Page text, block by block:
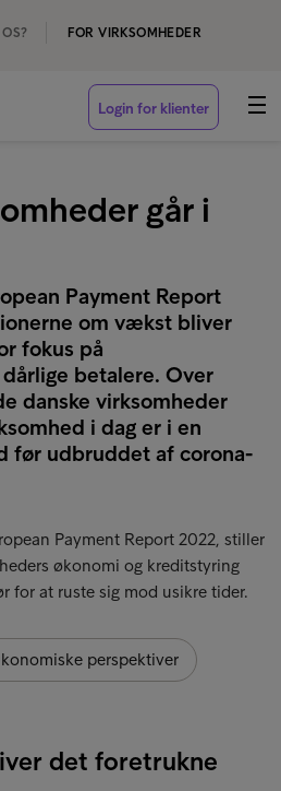
FOR VIRKSOMHEDER
Login for klienter
går i
Payment Report
om vækst bliver
fokus på
betalere. Over
danske virksomheder
i dag er i en
før udbruddet af corona-
Payment Report 2022, stiller
økonomi og kreditstyring
for at ruste sig mod usikre tider.
perspektiver
det foretrukne